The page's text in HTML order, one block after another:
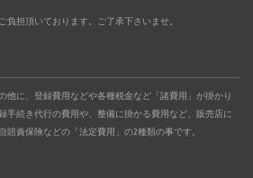
担頂いております。ご了承下さいませ。
他に、登録費用などや各種税金など「諸費用」が掛かり
手続き代行の費用や、整備に掛かる費用など、販売店に
責保険などの「法定費用」の2種類の事です。